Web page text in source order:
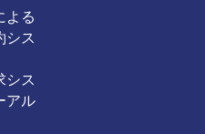
よる
シス
シス
アル